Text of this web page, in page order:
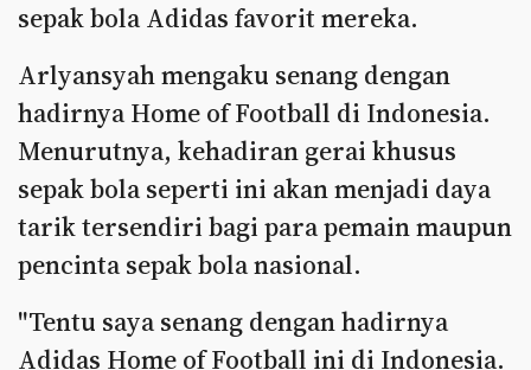
sepak bola Adidas favorit mereka.
Arlyansyah mengaku senang dengan
hadirnya Home of Football di Indonesia.
Menurutnya, kehadiran gerai khusus
sepak bola seperti ini akan menjadi daya
tarik tersendiri bagi para pemain maupun
pencinta sepak bola nasional.
"Tentu saya senang dengan hadirnya
Adidas Home of Football ini di Indonesia.